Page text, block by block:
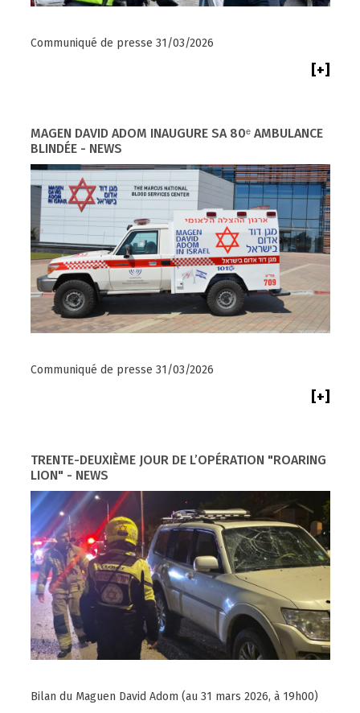
Communiqué de presse 31/03/2026
[+]
MAGEN DAVID ADOM INAUGURE SA 80ᵉ AMBULANCE
BLINDÉE - NEWS
Communiqué de presse 31/03/2026
[+]
TRENTE-DEUXIÈME JOUR DE L’OPÉRATION "ROARING
LION" - NEWS
Bilan du Maguen David Adom (au 31 mars 2026, à 19h00)